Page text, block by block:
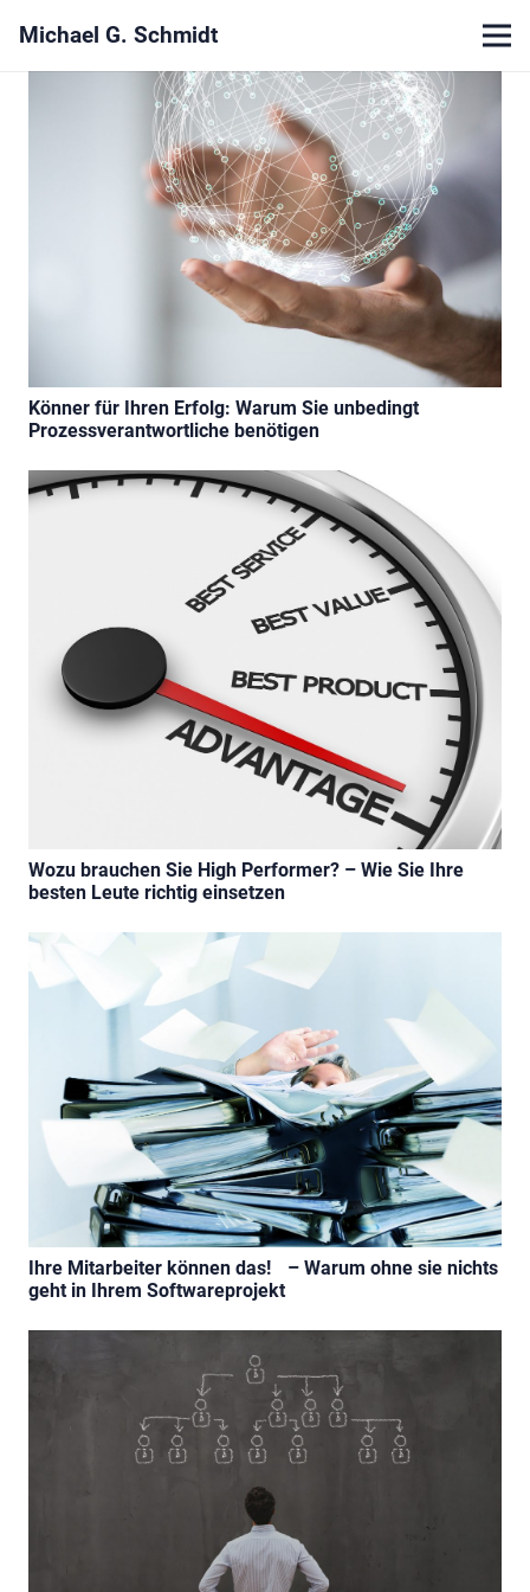
Michael G. Schmidt
Könner für Ihren Erfolg: Warum Sie unbedingt
Prozessverantwortliche benötigen
Wozu brauchen Sie High Performer? – Wie Sie Ihre
besten Leute richtig einsetzen
Ihre Mitarbeiter können das! – Warum ohne sie nichts
geht in Ihrem Softwareprojekt